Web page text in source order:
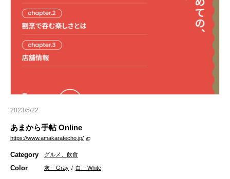
2023/5/22
あまから手帖 Online
https://www.amakaratecho.jp/
Category グルメ、飲食
Color 灰 – Gray / 白 – White